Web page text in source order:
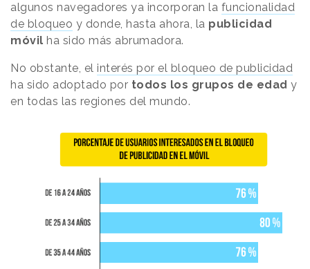
algunos navegadores ya incorporan la funcionalidad
de bloqueo y donde, hasta ahora, la publicidad
móvil ha sido más abrumadora.
No obstante, el interés por el bloqueo de publicidad
ha sido adoptado por todos los grupos de edad y
en todas las regiones del mundo.